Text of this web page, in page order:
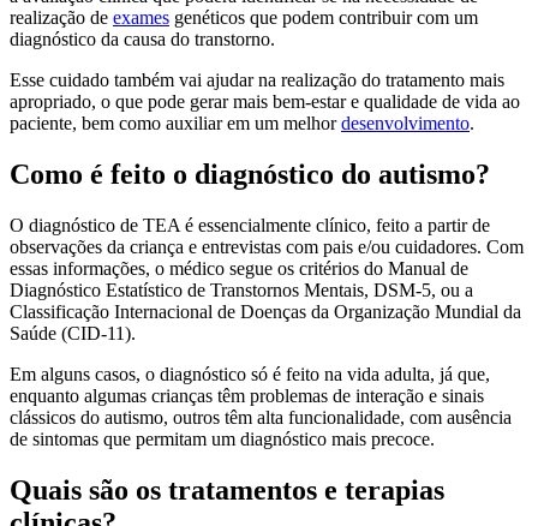
realização de exames genéticos que podem contribuir com um
diagnóstico da causa do transtorno.
Esse cuidado também vai ajudar na realização do tratamento mais
apropriado, o que pode gerar mais bem-estar e qualidade de vida ao
paciente, bem como auxiliar em um melhordesenvolvimento.
Como é feito o diagnóstico do autismo?
O diagnóstico de TEA é essencialmente clínico, feito a partir de
observações da criança e entrevistas com pais e/ou cuidadores. Com
essas informações, o médico segue os critérios do Manual de
Diagnóstico Estatístico de Transtornos Mentais, DSM-5, ou a
Classificação Internacional de Doenças da Organização Mundial da
Saúde (CID-11).
Em alguns casos, o diagnóstico só é feito na vida adulta, já que,
enquanto algumas crianças têm problemas de interação e sinais
clássicos do autismo, outros têm alta funcionalidade, com ausência
de sintomas que permitam um diagnóstico mais precoce.
Quais são os tratamentos e terapias